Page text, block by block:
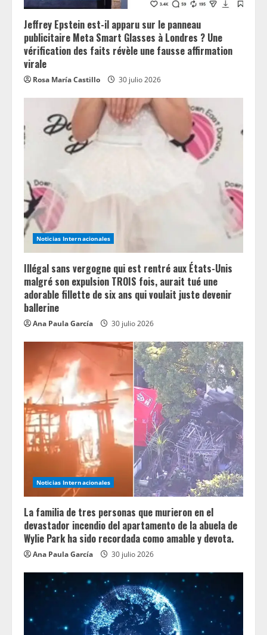
Jeffrey Epstein est-il apparu sur le panneau
publicitaire Meta Smart Glasses à Londres ? Une
vérification des faits révèle une fausse affirmation
virale
Rosa María Castillo 30 julio 2026
Noticias Internacionales
Illégal sans vergogne qui est rentré aux États-Unis
malgré son expulsion TROIS fois, aurait tué une
adorable fillette de six ans qui voulait juste devenir
ballerine
Ana Paula García 30 julio 2026
Noticias Internacionales
La familia de tres personas que murieron en el
devastador incendio del apartamento de la abuela de
Wylie Park ha sido recordada como amable y devota.
Ana Paula García 30 julio 2026